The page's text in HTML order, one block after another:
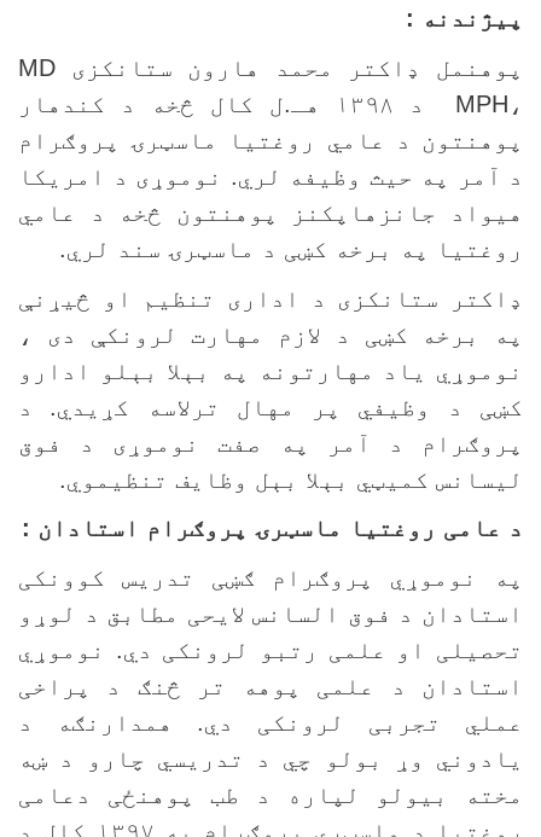
:
ډاکتر محمد هارون ستانکزی MD
MPH
د ۱۳۹۸ هـ.ل کال څخه د کندهار
د عامي روغتيا ماسټرۍ پروګرام
آمر په حيث وظيفه لري. نوموړی د امريکا
جانزهاپکنز پوهنتون څخه د عامي
په برخه کښی د ماسټرۍ سند لري.
ستانکزی د اداری تنظيم او څيړنې
برخه کښی د لازم مهارت لرونکې دی ،
ياد مهارتونه په بېلا بېلو ادارو
د وظيفي پر مهال ترلاسه کړيدي. د
د آمر په صفت نوموړی د فوق
کميټي بېلا بېل وظايف تنظيموي.
عامی روغتيا ماسټرۍ پروګرام استادان :
نوموړي پروګرام ګښی تدریس کوونکی
د فوق السانس لایحی مطابق د لوړو
او علمی رتبو لرونکی دي. نوموړي
د علمی پوهه تر څنګ د پراخی
تجربی لرونکی دي. همدارنګه د
وړ بولو چي د تدریسي چارو د ښه
بیولو لپاره د طب پوهنځی دعامی
روغتیا د ماسټري پروګرام په ۱۳۹۷ کال د